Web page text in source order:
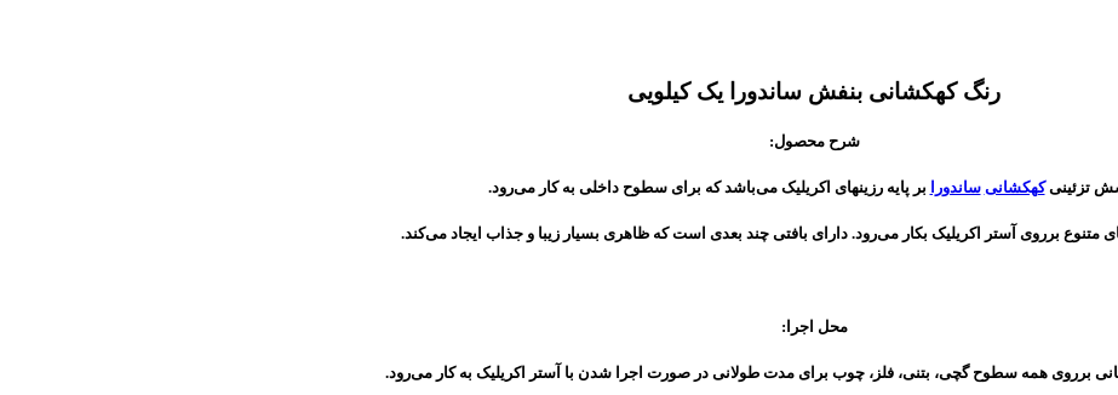
رنگ کهکشانی بنفش ساندورا یک کیلویی
شرح محصول:
تزئینیکهکشانی ساندورا بر پایه رزینهاى اکریلیک مى‌باشد که براى سطوح داخلى به کار مى‌رود.
متنوع برروى آستر اکریلیک بکار مى‌رود. داراى بافتى چند بعدى است که ظاهرى بسیار زیبا و جذاب ایجاد می‌کند.
محل اجرا:
برروى همه سطوح گچى، بتنى، فلز، چوب براى مدت طولانى در صورت اجرا شدن با آستر اکریلیک به کار می‌رود.